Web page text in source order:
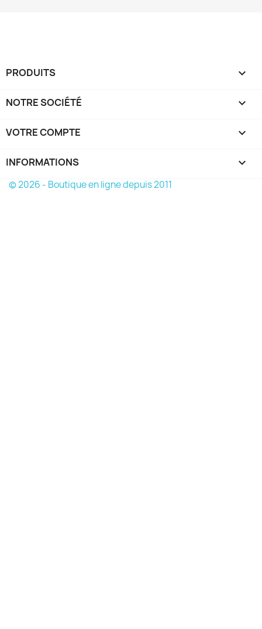
PRODUITS 
NOTRE SOCIÉTÉ 
VOTRE COMPTE 
INFORMATIONS keyboard_arrow_down
© 2026 - Boutique en ligne depuis 2011